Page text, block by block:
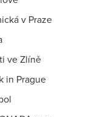
v Praze
ve Zlíně
in Prague